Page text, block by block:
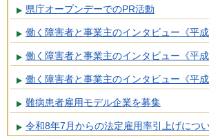
県庁オープンデーでのPR活動
働く障害者と事業主のインタビュー《平成
働く障害者と事業主のインタビュー《平成
働く障害者と事業主のインタビュー《平成
難病患者雇用モデル企業を募集
令和8年7月からの法定雇用率引上げにつ